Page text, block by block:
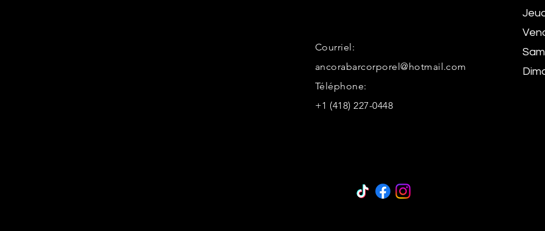
Courriel:
ancorabarcorporel@hotmail.com
Téléphone:
+1 (418) 227-0448